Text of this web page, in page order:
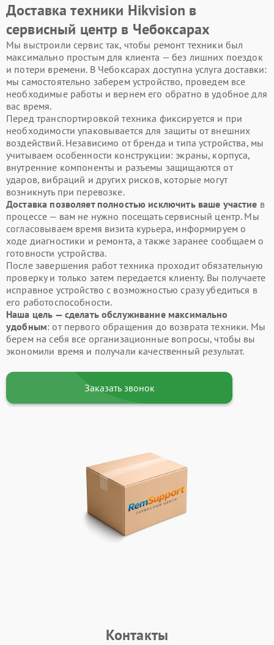
Доставка техники Hikvision в
сервисный центр в Чебоксарах
Мы выстроили сервис так, чтобы ремонт техники был
максимально простым для клиента — без лишних поездок
и потери времени. В Чебоксарах доступна услуга доставки:
мы самостоятельно заберем устройство, проведем все
необходимые работы и вернем его обратно в удобное для
вас время.
Перед транспортировкой техника фиксируется и при
необходимости упаковывается для защиты от внешних
воздействий. Независимо от бренда и типа устройства, мы
учитываем особенности конструкции: экраны, корпуса,
внутренние компоненты и разъемы защищаются от
ударов, вибраций и других рисков, которые могут
возникнуть при перевозке.
Доставка позволяет полностью исключить ваше участие в
процессе — вам не нужно посещать сервисный центр. Мы
согласовываем время визита курьера, информируем о
ходе диагностики и ремонта, а также заранее сообщаем о
готовности устройства.
После завершения работ техника проходит обязательную
проверку и только затем передается клиенту. Вы получаете
исправное устройство с возможностью сразу убедиться в
его работоспособности.
Наша цель — сделать обслуживание максимально
удобным: от первого обращения до возврата техники. Мы
берем на себя все организационные вопросы, чтобы вы
экономили время и получали качественный результат.
Заказать звонок
Контакты